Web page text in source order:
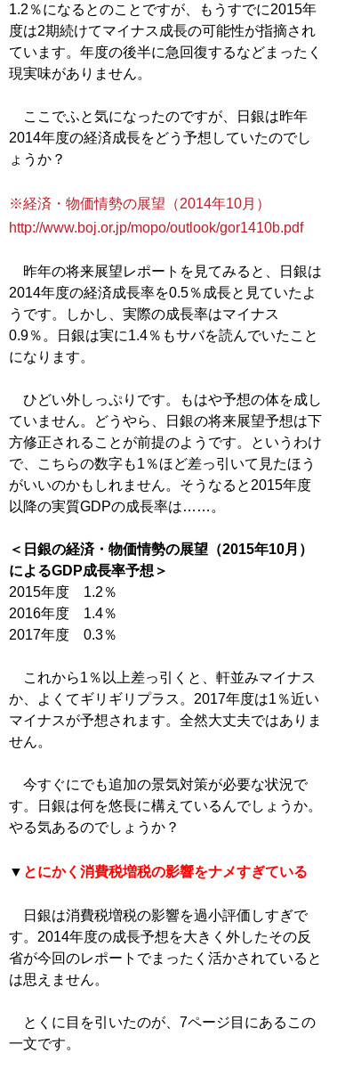
1.2％になるとのことですが、もうすでに2015年
度は2期続けてマイナス成長の可能性が指摘され
ています。年度の後半に急回復するなどまったく
現実味がありません。
ここでふと気になったのですが、日銀は昨年
2014年度の経済成長をどう予想していたのでし
ょうか？
※経済・物価情勢の展望（2014年10月）
http://www.boj.or.jp/mopo/outlook/gor1410b.pdf
昨年の将来展望レポートを見てみると、日銀は
2014年度の経済成長率を0.5％成長と見ていたよ
うです。しかし、実際の成長率はマイナス
0.9％。日銀は実に1.4％もサバを読んでいたこと
になります。
ひどい外しっぷりです。もはや予想の体を成し
ていません。どうやら、日銀の将来展望予想は下
方修正されることが前提のようです。というわけ
で、こちらの数字も1％ほど差っ引いて見たほう
がいいのかもしれません。そうなると2015年度
以降の実質GDPの成長率は……。
＜日銀の経済・物価情勢の展望（2015年10月）
によるGDP成長率予想＞
2015年度 1.2％
2016年度 1.4％
2017年度 0.3％
これから1％以上差っ引くと、軒並みマイナス
か、よくてギリギリプラス。2017年度は1％近い
マイナスが予想されます。全然大丈夫ではありま
せん。
今すぐにでも追加の景気対策が必要な状況で
す。日銀は何を悠長に構えているんでしょうか。
やる気あるのでしょうか？
▼ とにかく消費税増税の影響をナメすぎている
日銀は消費税増税の影響を過小評価しすぎで
す。2014年度の成長予想を大きく外したその反
省が今回のレポートでまったく活かされていると
は思えません。
とくに目を引いたのが、7ページ目にあるこの
一文です。